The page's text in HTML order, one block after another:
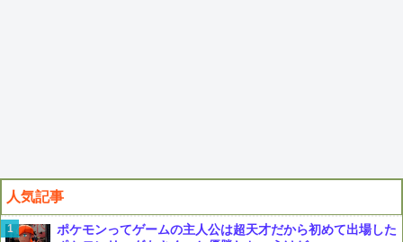
人気記事
ポケモンってゲームの主人公は超天才だから初めて出場した